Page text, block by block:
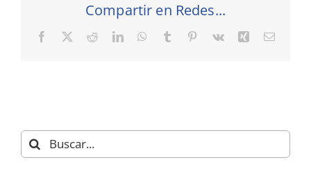
Compartir en Redes...
Facebook RedditLinkedInWhatsApp
Tumblr Pinterest
Vk XingCorreo
Buscar: